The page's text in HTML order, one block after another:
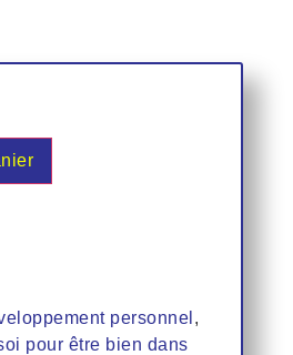
personnel ,
pour être bien dans